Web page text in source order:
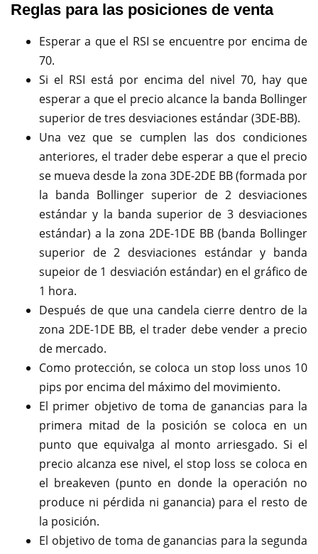
Reglas para las posiciones de venta
Esperar a que el RSI se encuentre por encima de
70.
Si el RSI está por encima del nivel 70, hay que
esperar a que el precio alcance la banda Bollinger
superior de tres desviaciones estándar (3DE-BB).
Una vez que se cumplen las dos condiciones
anteriores, el trader debe esperar a que el precio
se mueva desde la zona 3DE-2DE BB (formada por
la banda Bollinger superior de 2 desviaciones
estándar y la banda superior de 3 desviaciones
estándar) a la zona 2DE-1DE BB (banda Bollinger
superior de 2 desviaciones estándar y banda
supeior de 1 desviación estándar) en el gráfico de
1 hora.
Después de que una candela cierre dentro de la
zona 2DE-1DE BB, el trader debe vender a precio
de mercado.
Como protección, se coloca un stop loss unos 10
pips por encima del máximo del movimiento.
El primer objetivo de toma de ganancias para la
primera mitad de la posición se coloca en un
punto que equivalga al monto arriesgado. Si el
precio alcanza ese nivel, el stop loss se coloca en
el breakeven (punto en donde la operación no
produce ni pérdida ni ganancia) para el resto de
la posición.
El objetivo de toma de ganancias para la segunda